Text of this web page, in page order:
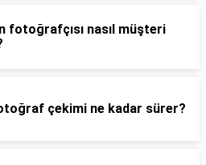
fotoğrafçısı nasıl müşteri
çekimi ne kadar sürer?